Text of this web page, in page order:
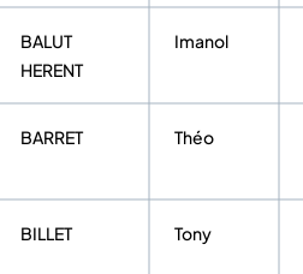
BALUT
HERENT
Imanol
BARRET Théo
BILLET Tony